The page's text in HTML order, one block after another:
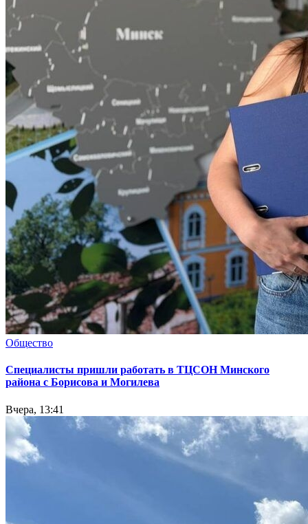
Общество
Специалисты пришли работать в ТЦСОН Минского
района с Борисова и Могилева
Вчера, 13:41